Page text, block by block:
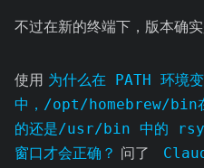
不过在新的终端下，版本确实
使用 为什么在 PATH 环境
中，/opt/homebrew/bin
的还是/usr/bin 中的
窗口才会正确？ 问了